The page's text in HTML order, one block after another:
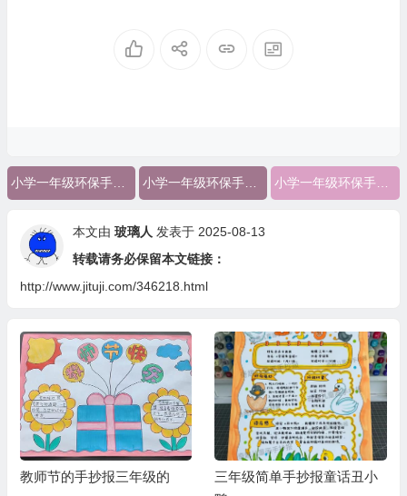
小学一年级环保手抄报简单点的
本文由 玻璃人 发表于 2025-08-13
转载请务必保留本文链接：
http://www.jituji.com/346218.html
教师节的手抄报三年级的
三年级简单手抄报童话丑小